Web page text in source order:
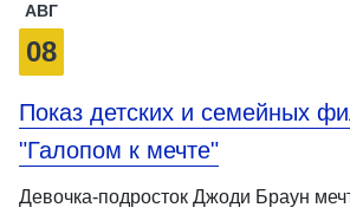
АВГ
08
Показ детских и семейных
"Галопом к мечте"
Девочка-подросток Джоди Браун